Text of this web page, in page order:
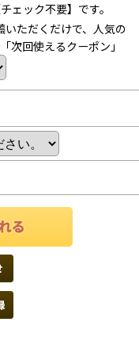
ック不要】です。
いただくだけで、人気の
次回使えるクーポン」